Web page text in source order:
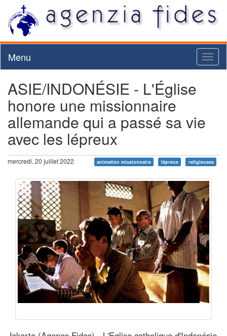
Menu
ASIE/INDONÉSIE - L'Église
honore une missionnaire
allemande qui a passé sa vie
avec les lépreux
mercredi, 20 juillet 2022 animation missionnaire lépreux religieuses